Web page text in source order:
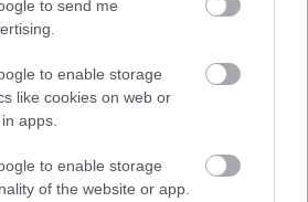
to send me
to enable storage
like cookies on web or
apps.
to enable storage
of the website or app.